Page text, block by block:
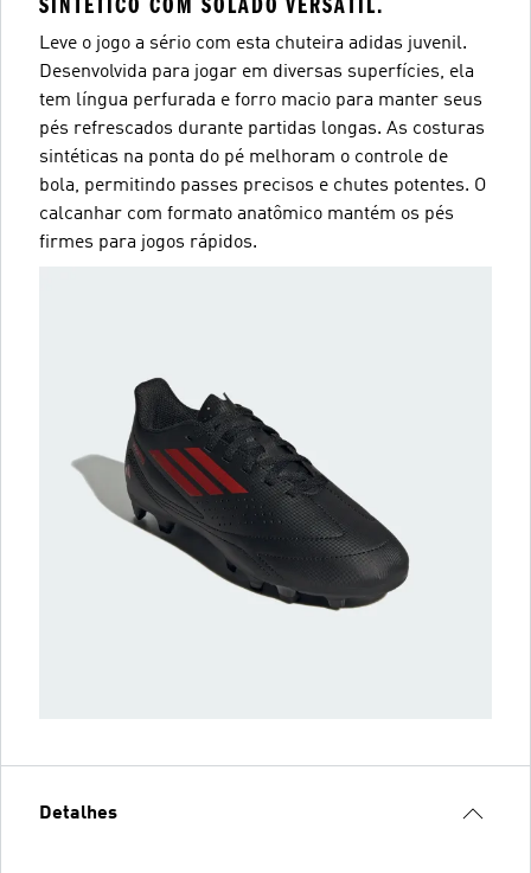
Leve o jogo a sério com esta chuteira adidas juvenil.
Desenvolvida para jogar em diversas superfícies, ela
tem língua perfurada e forro macio para manter seus
pés refrescados durante partidas longas. As costuras
sintéticas na ponta do pé melhoram o controle de
bola, permitindo passes precisos e chutes potentes. O
calcanhar com formato anatômico mantém os pés
firmes para jogos rápidos.
Detalhes